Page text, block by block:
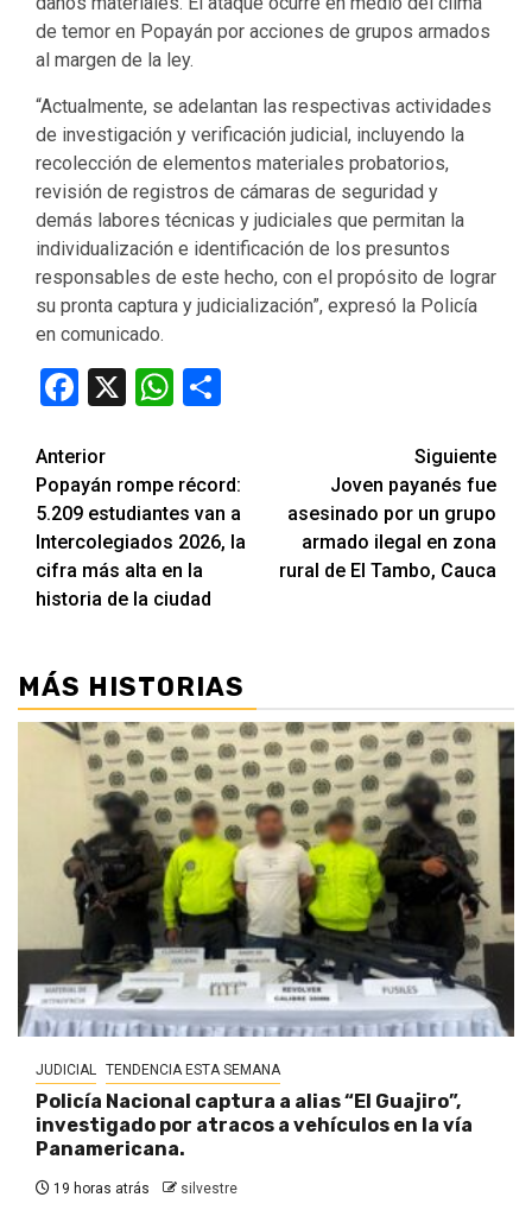
de temor en Popayán por acciones de grupos armados
al margen de la ley.
“Actualmente, se adelantan las respectivas actividades
de investigación y verificación judicial, incluyendo la
recolección de elementos materiales probatorios,
revisión de registros de cámaras de seguridad y
demás labores técnicas y judiciales que permitan la
individualización e identificación de los presuntos
responsables de este hecho, con el propósito de lograr
su pronta captura y judicialización”, expresó la Policía
en comunicado.
Facebook
X WhatsApp
Seguir
leyendo
Anterior
Popayán rompe récord:
5.209 estudiantes van a
Intercolegiados 2026, la
cifra más alta en la
historia de la ciudad
Siguiente
Joven payanés fue
asesinado por un grupo
armado ilegal en zona
rural de El Tambo, Cauca
MÁS HISTORIAS
JUDICIAL TENDENCIA ESTA SEMANA
Policía Nacional captura a alias “El Guajiro”,
investigado por atracos a vehículos en la vía
Panamericana.
19 horas atrás silvestre